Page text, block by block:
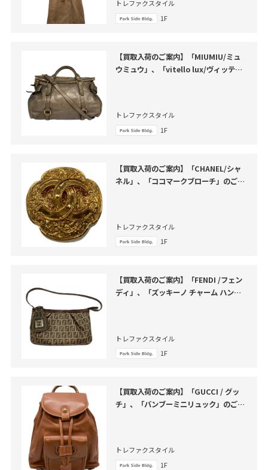
トレファクスタイル
1F
【買取入荷のご案内】「MIUMIU/ミュ
ウミュウ」、「vitello lux/ヴィッテロ
トレファクスタイル
1F
【買取入荷のご案内】「CHANEL/シャ
ネル」、「ココマークブローチ」のご紹
トレファクスタイル
1F
【買取入荷のご案内】「FENDI /フェン
ディ」、「ズッキーノ チャーム ハンド
トレファクスタイル
1F
【買取入荷のご案内】「GUCCI / グッ
チ」、「バンブーミニリュック」のご紹
トレファクスタイル
1F